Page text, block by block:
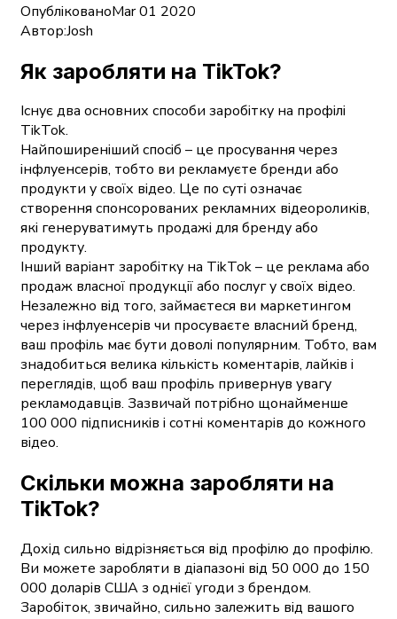
ОпублікованоMar 01 2020
Автор:Josh
Як заробляти на TikTok?
Існує два основних способи заробітку на профілі
TikTok.
Найпоширеніший спосіб – це просування через
інфлуенсерів, тобто ви рекламуєте бренди або
продукти у своїх відео. Це по суті означає
створення спонсорованих рекламних відеороликів,
які генеруватимуть продажі для бренду або
продукту.
Інший варіант заробітку на TikTok – це реклама або
продаж власної продукції або послуг у своїх відео.
Незалежно від того, займаєтеся ви маркетингом
через інфлуенсерів чи просуваєте власний бренд,
ваш профіль має бути доволі популярним. Тобто, вам
знадобиться велика кількість коментарів, лайків і
переглядів, щоб ваш профіль привернув увагу
рекламодавців. Зазвичай потрібно щонайменше
100 000 підписників і сотні коментарів до кожного
відео.
Скільки можна заробляти на
TikTok?
Дохід сильно відрізняється від профілю до профілю.
Ви можете заробляти в діапазоні від 50 000 до 150
000 доларів США з однієї угоди з брендом.
Заробіток, звичайно, сильно залежить від вашого